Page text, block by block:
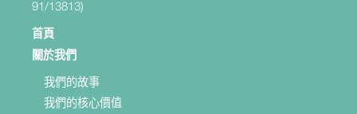
首頁
關於我們
我們的故事
我們的核心價值
91/13813)